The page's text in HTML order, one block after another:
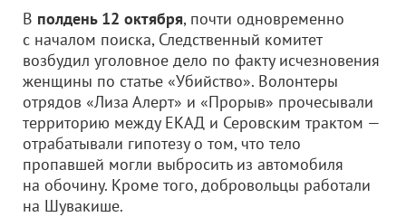
В полдень 12 октября, почти одновременно
с началом поиска, Следственный комитет
возбудил уголовное дело по факту исчезновения
женщины по статье «Убийство». Волонтеры
отрядов «Лиза Алерт» и «Прорыв» прочесывали
территорию между ЕКАД и Серовским трактом —
отрабатывали гипотезу о том, что тело
пропавшей могли выбросить из автомобиля
на обочину. Кроме того, добровольцы работали
на Шувакише.